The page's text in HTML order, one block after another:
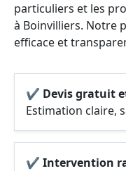
particuliers et les
à Boinvilliers. Notre
efficace et
✔ Devis gratuit
Estimation claire,
✔ Intervention